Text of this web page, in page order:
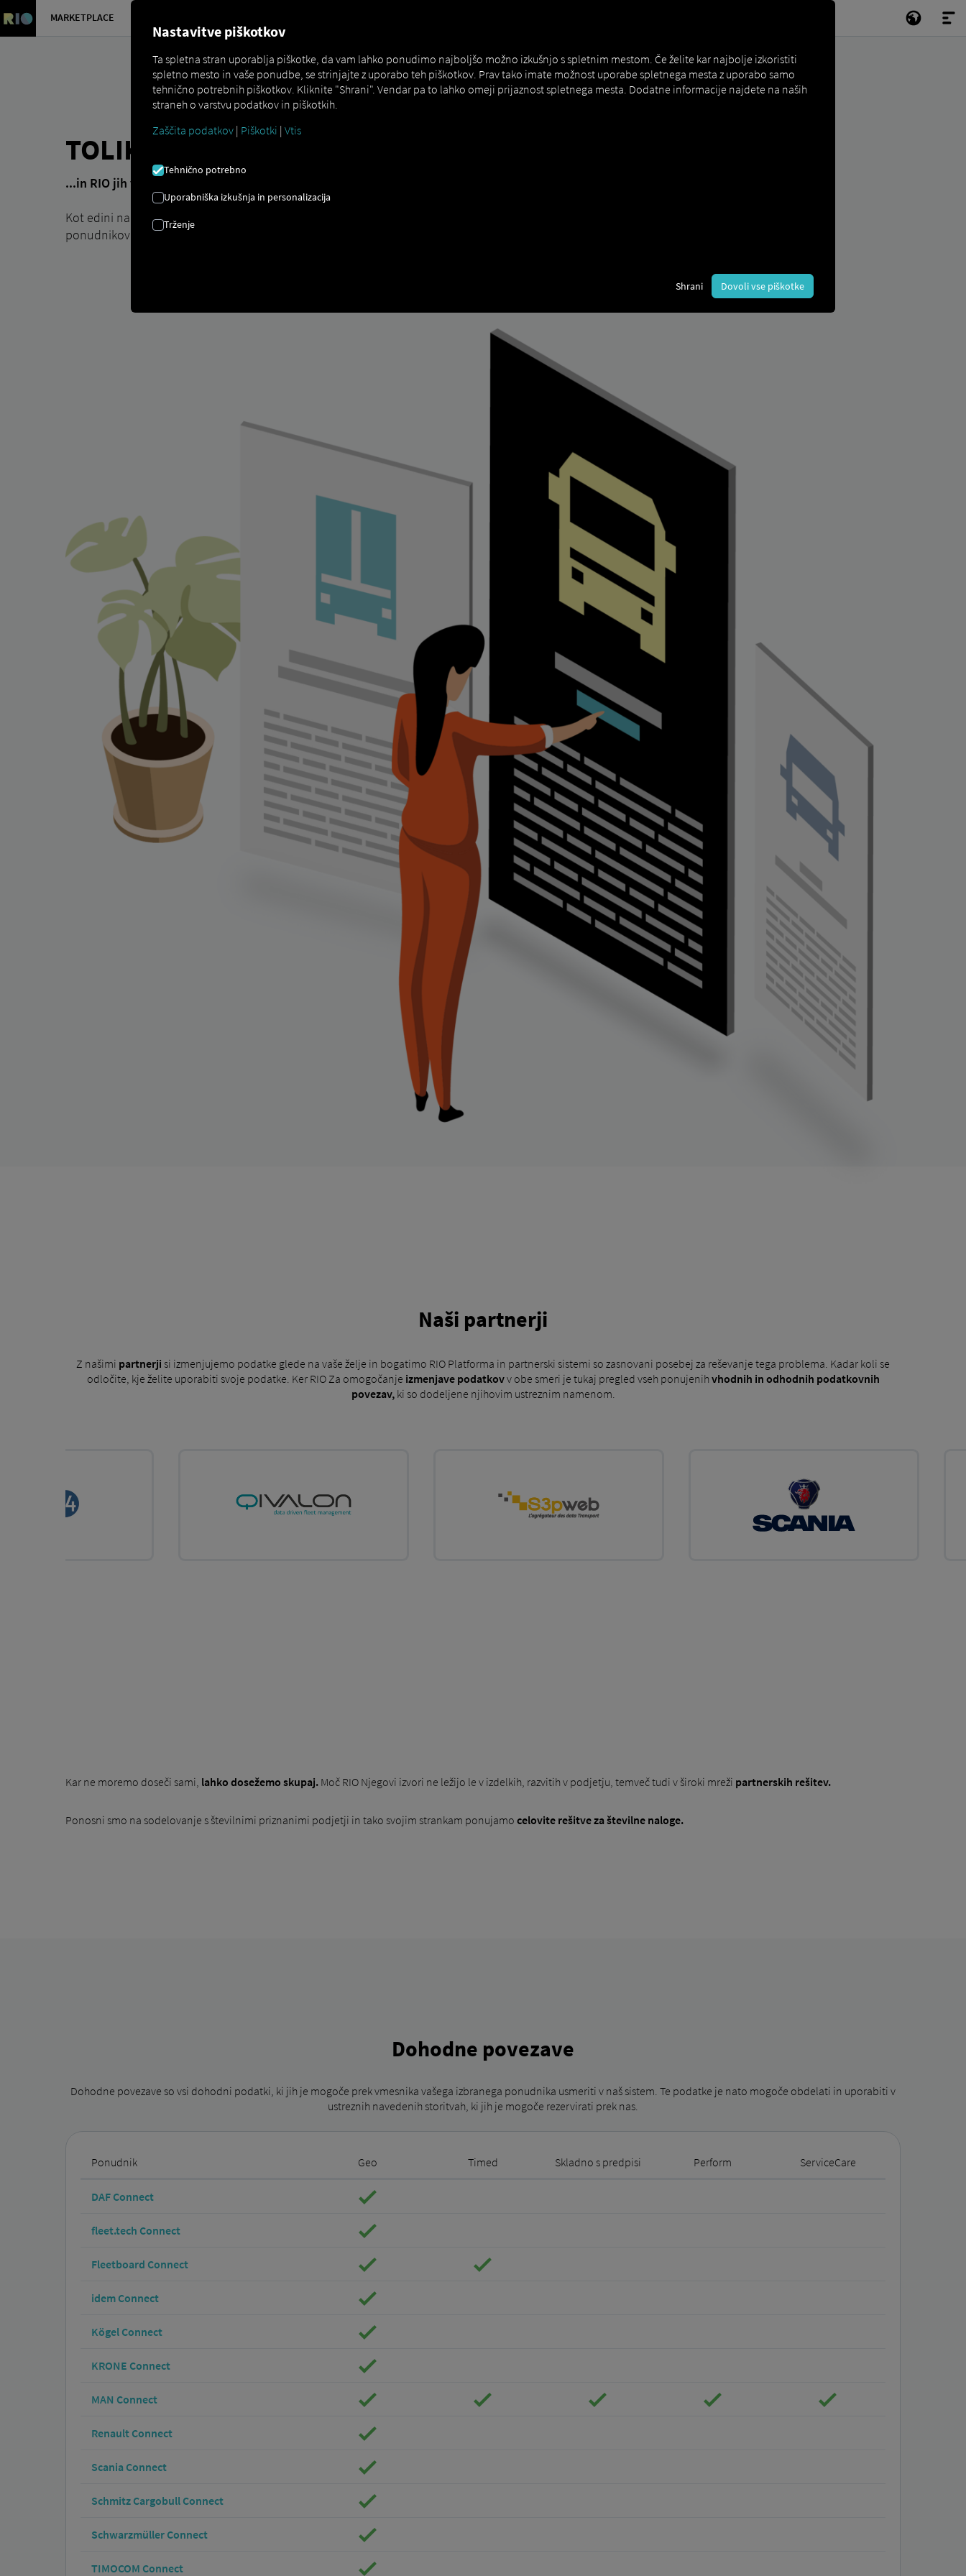
MARKETPLACE
TOLIKO JIH JE ...
...in RIO jih vse povezuje!
Kot edini na trgu ponuja RIO Ponujamo
ponudnikov na
platformi RIO
Naši partnerji
Z našimi partnerji si izmenjujemo podatke glede na vaše želje in bogatimo RIO Platforma in partnerski sistemi so zasnovani posebej za reševanje tega problema. Kadar koli se
odločite, kje želite uporabiti svoje podatke. Ker RIO Za omogočanje izmenjave podatkovv obe smeri je tukaj pregled vseh ponujenih vhodnih in odhodnih podatkovnih
povezav,ki so dodeljene njihovim ustreznim namenom.
Kar ne moremo doseči sami, lahko dosežemo skupaj.Moč RIO Njegovi izvori ne ležijo le v izdelkih, razvitih v podjetju, temveč tudi v široki mreži partnerskih rešitev.
Ponosni smo na sodelovanje s številnimi priznanimi podjetji in tako svojim strankam ponujamo celovite rešitve za številne naloge.
Dohodne povezave
Dohodne povezave so vsi dohodni podatki, ki jih je mogoče prek vmesnika vašega izbranega ponudnika usmeriti v naš sistem. Te podatke je nato mogoče obdelati in uporabiti v
ustreznih navedenih storitvah, ki jih je mogoče rezervirati prek nas.
Ponudnik Geo Timed Skladno s predpisi Perform ServiceCare
DAF Connect
fleet.tech Connect
Fleetboard Connect
idem Connect
Kögel Connect
KRONE Connect
MAN Connect
Renault Connect
Scania Connect
Schmitz Cargobull Connect
Schwarzmüller Connect
TIMOCOM Connect
Nastavitve piškotkov
Ta spletna stran uporablja piškotke, da vam lahko ponudimo najboljšo možno izkušnjo s spletnim mestom. Če želite kar najbolje izkoristiti
spletno mesto in vaše ponudbe, se strinjajte z uporabo teh piškotkov. Prav tako imate možnost uporabe spletnega mesta z uporabo samo
tehnično potrebnih piškotkov. Kliknite "Shrani". Vendar pa to lahko omeji prijaznost spletnega mesta. Dodatne informacije najdete na naših
straneh o varstvu podatkov in piškotkih.
Zaščita podatkov | Piškotki | Vtis
Tehnično potrebno
Uporabniška izkušnja in personalizacija
Trženje
Shrani Dovoli vse piškotke